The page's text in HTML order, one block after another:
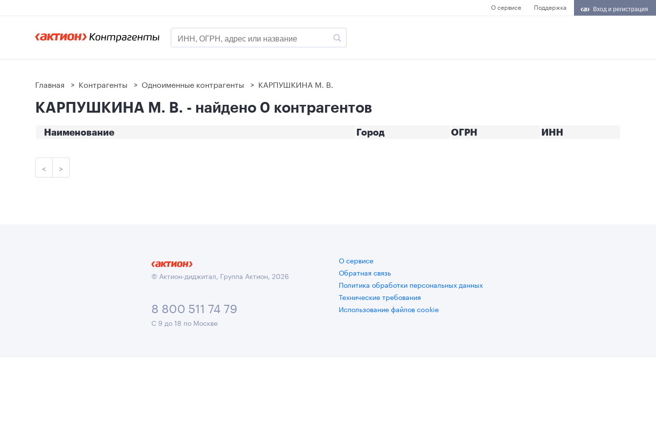
О сервисе Поддержка Вход и регистрация
Главная > Контрагенты > Одноименные контрагенты > КАРПУШКИНА М. В.
КАРПУШКИНА М. В. - найдено 0 контрагентов
Наименование Город ОГРН ИНН
< >
© Актион-диджитал, Группа Актион, 2026
8 800 511 74 79
С 9 до 18 по Москве
О сервисе
Обратная связь
Политика обработки персональных данных
Технические требования
Использование файлов cookie